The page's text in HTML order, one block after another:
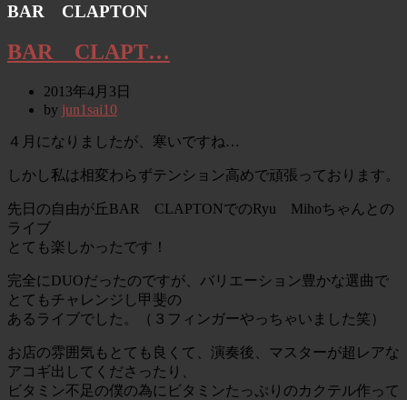
BAR CLAPTON
BAR CLAPT…
2013年4月3日
by jun1sai10
４月になりましたが、寒いですね…
しかし私は相変わらずテンション高めで頑張っております。
先日の自由が丘BAR CLAPTONでのRyu Mihoちゃんとの
ライブ
とても楽しかったです！
完全にDUOだったのですが、バリエーション豊かな選曲で
とてもチャレンジし甲斐の
あるライブでした。（３フィンガーやっちゃいました笑）
お店の雰囲気もとても良くて、演奏後、マスターが超レアな
アコギ出してくださったり、
ビタミン不足の僕の為にビタミンたっぷりのカクテル作って